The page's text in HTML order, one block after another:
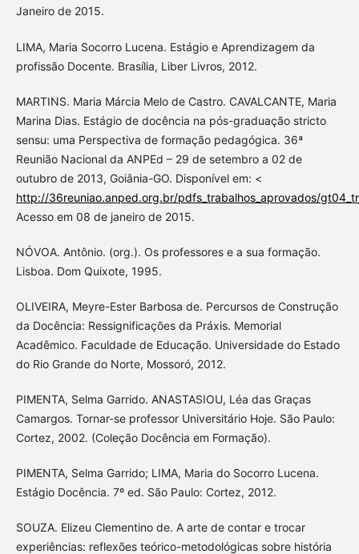
Janeiro de 2015.
LIMA, Maria Socorro Lucena. Estágio e Aprendizagem da
profissão Docente. Brasília, Liber Livros, 2012.
MARTINS. Maria Márcia Melo de Castro. CAVALCANTE, Maria
Marina Dias. Estágio de docência na pós-graduação stricto
sensu: uma Perspectiva de formação pedagógica. 36ª
Reunião Nacional da ANPEd – 29 de setembro a 02 de
outubro de 2013, Goiânia-GO. Disponível em: <
http://36reuniao.anped.org.br/pdfs_trabalhos_aprovados/
Acesso em 08 de janeiro de 2015.
NÓVOA. Antônio. (org.). Os professores e a sua formação.
Lisboa. Dom Quixote, 1995.
OLIVEIRA, Meyre-Ester Barbosa de. Percursos de Construção
da Docência: Ressignificações da Práxis. Memorial
Acadêmico. Faculdade de Educação. Universidade do Estado
do Rio Grande do Norte, Mossoró, 2012.
PIMENTA, Selma Garrido. ANASTASIOU, Léa das Graças
Camargos. Tornar-se professor Universitário Hoje. São Paulo:
Cortez, 2002. (Coleção Docência em Formação).
PIMENTA, Selma Garrido; LIMA, Maria do Socorro Lucena.
Estágio Docência. 7º ed. São Paulo: Cortez, 2012.
SOUZA. Elizeu Clementino de. A arte de contar e trocar
experiências: reflexões teórico-metodológicas sobre história